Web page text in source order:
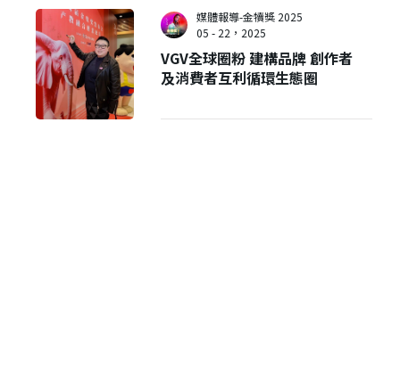
媒體報導-金犢獎 2025
05 - 22，2025
VGV全球圈粉 建構品牌 創作者
及消費者互利循環生態圈